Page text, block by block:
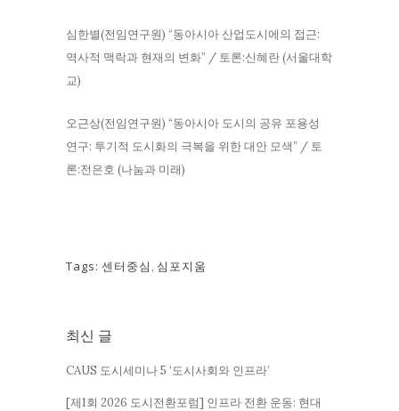
심한별(전임연구원) “동아시아 산업도시에의 접근:
역사적 맥락과 현재의 변화” / 토론:신혜란 (서울대학
교)
오근상(전임연구원) “동아시아 도시의 공유 포용성
연구: 투기적 도시화의 극복을 위한 대안 모색” / 토
론:전은호 (나눔과 미래)
Tags: 센터중심 , 심포지움
최신 글
CAUS 도시세미나 5 ‘도시사회와 인프라’
[제1회 2026 도시전환포럼] 인프라 전환 운동: 현대